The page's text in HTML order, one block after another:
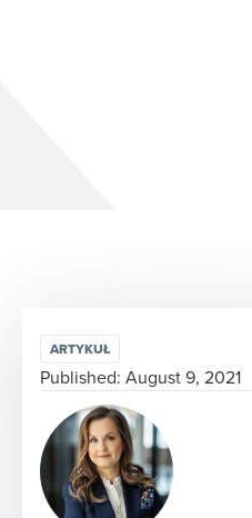
ARTYKUŁ
Published: August 9, 2021